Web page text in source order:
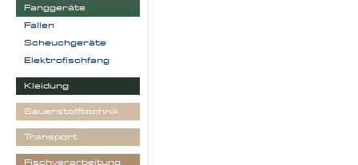
Fanggeräte
Fallen
Scheuchgeräte
Elektrofischfang
Kleidung
Sauerstofftechnik
Transport
Fischverarbeitung